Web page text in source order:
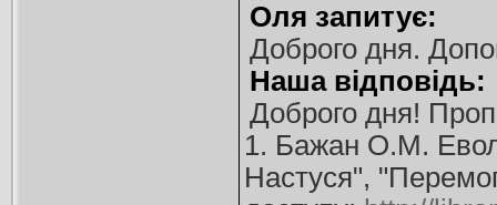
Оля запитує:
Доброго дня.
Наша відповідь:
Доброго дня!
1. Бажан О.М.
Настуся",